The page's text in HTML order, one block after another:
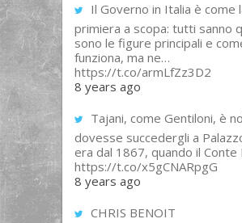
Il Governo in Italia è come
primiera a scopa: tutti sanno
sono le figure principali e
funziona, ma ne…
https://t.co/armLfZz3D2
8 years ago
Tajani, come Gentiloni, è
dovesse succedergli a
era dal 1867, quando il Conte
https://t.co/x5gCNARpgG
8 years ago
CHRIS BENOIT